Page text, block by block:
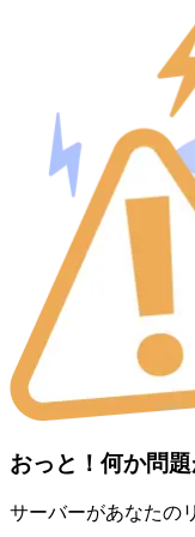
おっと！何か問題
サーバーがあなたの